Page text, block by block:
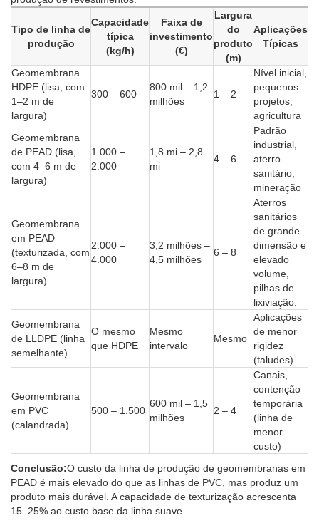
Tipo de linha de
produção
Capacidade
típica
(kg/h)
Faixa de
investimento
(€)
Largura
do
produto
(m)
Aplicações
Típicas
Geomembrana
HDPE (lisa, com
1–2 m de
largura)
300 – 600
800 mil – 1,2
milhões
1 – 2
Nível inicial,
pequenos
projetos,
agricultura
Geomembrana
de PEAD (lisa,
com 4–6 m de
largura)
1.000 –
2.000
1,8 mi – 2,8
mi
4 – 6
Padrão
industrial,
aterro
sanitário,
mineração
Geomembrana
em PEAD
(texturizada, com
6–8 m de
largura)
2.000 –
4.000
3,2 milhões –
4,5 milhões
6 – 8
Aterros
sanitários
de grande
dimensão e
elevado
volume,
pilhas de
lixiviação.
Geomembrana
de LLDPE (linha
semelhante)
O mesmo
que HDPE
Mesmo
intervalo
Mesmo
Aplicações
de menor
rigidez
(taludes)
Geomembrana
em PVC
(calandrada)
500 – 1.500
600 mil – 1,5
milhões
2 – 4
Canais,
contenção
temporária
(linha de
menor
custo)
Conclusão:O custo da linha de produção de geomembranas em
PEAD é mais elevado do que as linhas de PVC, mas produz um
produto mais durável. A capacidade de texturização acrescenta
15–25% ao custo base da linha suave.